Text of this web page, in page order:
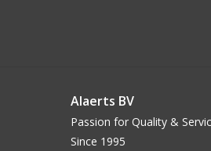
Alaerts BV
Passion for Quality &
Since 1995